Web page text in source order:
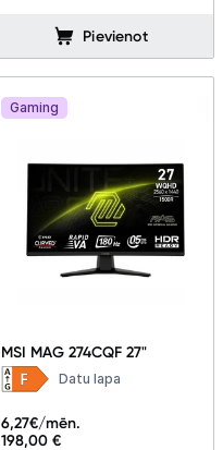
Pievienot
Gaming
MSI MAG 274CQF 27"
Datu lapa
198,00 €
6,27€/mēn.